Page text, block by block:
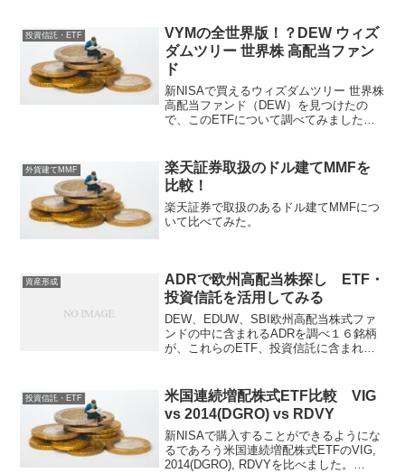
投資信託・ETF
VYMの全世界版！？DEW ウィズ
ダムツリー 世界株 高配当ファン
ド
新NISAで買えるウィズダムツリー 世界株
高配当ファンド（DEW）を見つけたの
で、このETFについて調べてみました。
買うのが良いかと思います。
外貨建てMMF
楽天証券取扱のドル建てMMFを
比較！
楽天証券で取扱のあるドル建てMMFにつ
いて比べてみた。
資産形成
ADRで欧州高配当株探し ETF・
投資信託を活用してみる
DEW、EDUW、SBI欧州高配当株式ファ
ンドの中に含まれるADRを調べ１６銘柄
が、これらのETF、投資信託に含まれて
下の２銘柄でした。
投資信託・ETF
米国連続増配株式ETF比較 VIG
vs 2014(DGRO) vs RDVY
新NISAで購入することができるようにな
るであろう米国連続増配株式ETFのVIG,
2014(DGRO), RDVYを比べました。